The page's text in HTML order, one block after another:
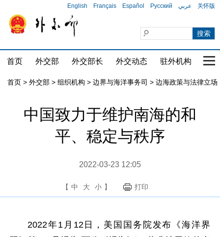
English Français Español Русский عربي 关怀版
首页 外交部 外交部长 外交动态 驻外机构 国
首页 > 外交部 > 组织机构 > 边界与海洋事务司 > 边海政策与法律立场
中国致力于维护南海的和
平、稳定与秩序
2022-03-23 12:05
【 中 大 小 】 打印
2022年1月12日，美国国务院发布《海洋界